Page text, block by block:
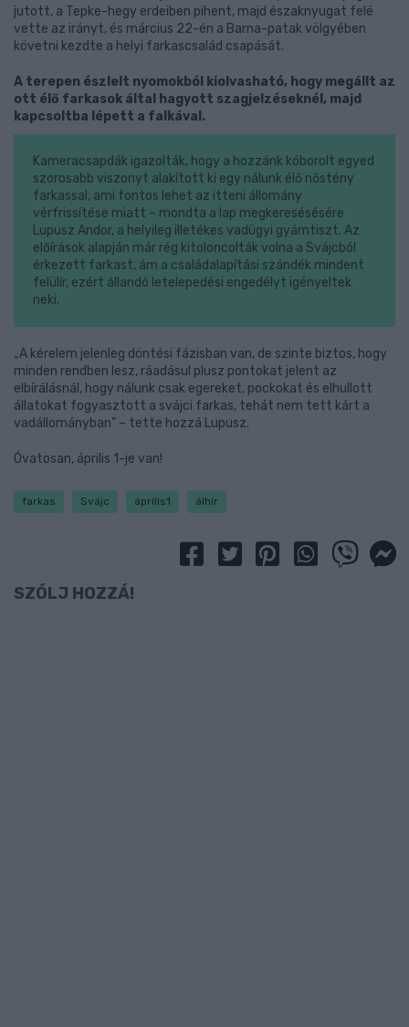
jutott, a Tepke-hegy erdeiben pihent, majd északnyugat felé
vette az irányt, és március 22-én a Barna-patak völgyében
követni kezdte a helyi farkascsalád csapását.
A terepen észlelt nyomokból kiolvasható, hogy megállt az
ott élő farkasok által hagyott szagjelzéseknél, majd
kapcsoltba lépett a falkával.
Kameracsapdák igazolták, hogy a hozzánk kóborolt egyed
szorosabb viszonyt alakított ki egy nálunk élő nőstény
farkassal, ami fontos lehet az itteni állomány
vérfrissítése miatt – mondta a lap megkeresésésére
Lupusz Andor, a helyileg illetékes vadügyi gyámtiszt. Az
előírások alapján már rég kitoloncolták volna a Svájcból
érkezett farkast, ám a családalapítási szándék mindent
felülír, ezért állandó letelepedési engedélyt igényeltek
neki.
„A kérelem jelenleg döntési fázisban van, de szinte biztos, hogy
minden rendben lesz, ráadásul plusz pontokat jelent az
elbírálásnál, hogy nálunk csak egereket, pockokat és elhullott
állatokat fogyasztott a svájci farkas, tehát nem tett kárt a
vadállományban” – tette hozzá Lupusz.
Óvatosan, április 1-je van!
farkas Svájc április1 álhír
SZÓLJ HOZZÁ!